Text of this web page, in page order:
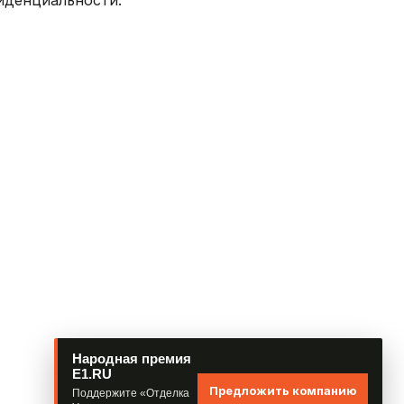
Народная премия
E1.RU
Поддержите «Отделка
Предложить компанию